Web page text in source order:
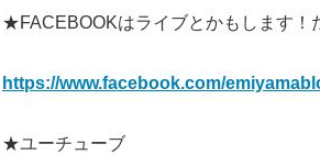
★FACEBOOKはライブとかもします！
https://www.facebook.com/
★ユーチューブ